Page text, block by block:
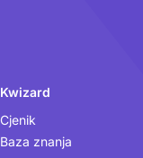
Kwizard
Cjenik
Baza znanja